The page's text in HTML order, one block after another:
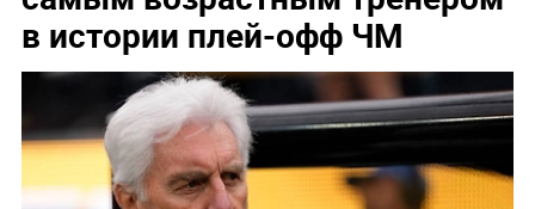
в истории плей-офф ЧМ